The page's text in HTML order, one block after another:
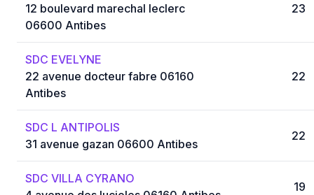
12 boulevard marechal leclerc
06600 Antibes
23
SDC EVELYNE
22 avenue docteur fabre 06160
Antibes
22
SDC L ANTIPOLIS
31 avenue gazan 06600 Antibes
22
SDC VILLA CYRANO
19